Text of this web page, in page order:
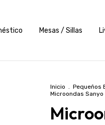
Mesas / Sillas
Inicio . Pequeños
Microondas